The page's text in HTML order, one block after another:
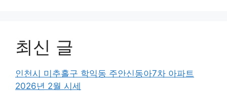
최신 글
인천시 미추홀구 학익동 주안신동아7차 아파트
2026년 2월 시세